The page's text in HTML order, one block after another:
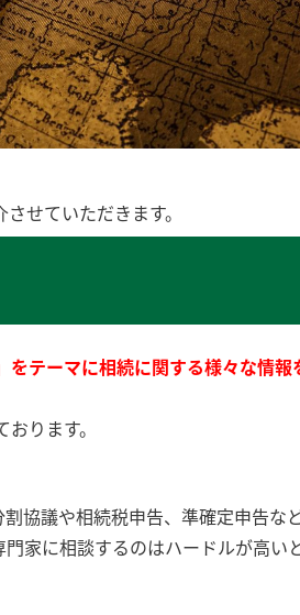
せていただきます。
をテーマに相続に関する様々な情報
ります。
協議や相続税申告、準確定申告な
家に相談するのはハードルが高い